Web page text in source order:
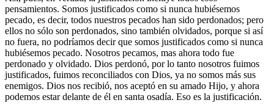
pensamientos. Somos justificados como si nunca hubiésemos
pecado, es decir, todos nuestros pecados han sido perdonados; pero
ellos no sólo son perdonados, sino también olvidados, porque si así
no fuera, no podríamos decir que somos justificados como si nunca
hubiésemos pecado. Nosotros pecamos, mas ahora todo fue
perdonado y olvidado. Dios perdonó, por lo tanto nosotros fuimos
justificados, fuimos reconciliados con Dios, ya no somos más sus
enemigos. Dios nos recibió, nos aceptó en su amado Hijo, y ahora
podemos estar delante de él en santa osadía. Eso es la justificación.